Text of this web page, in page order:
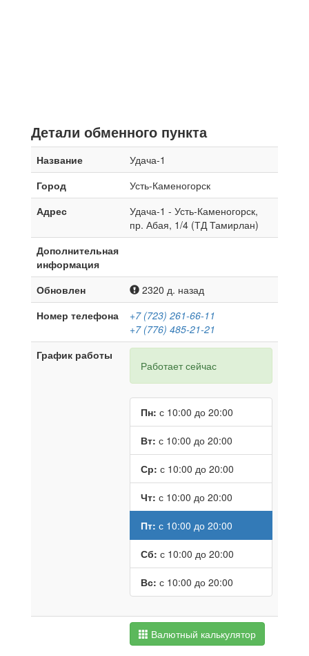
Детали обменного пункта
Название
Удача-1
Город
Усть-Каменогорск
Адрес
Удача-1 - Усть-Каменогорск,
пр. Абая, 1/4 (ТД Тамирлан)
Дополнительная
информация
Обновлен
2320 д. назад
Номер телефона
+7 (723) 261-66-11
+7 (776) 485-21-21
График работы
Работает сейчас
Пн: с 10:00 до 20:00
Вт: с 10:00 до 20:00
Ср: с 10:00 до 20:00
Чт: с 10:00 до 20:00
Пт: с 10:00 до 20:00
Сб: с 10:00 до 20:00
Вс: с 10:00 до 20:00
Валютный калькулятор